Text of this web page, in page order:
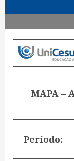
MAPA –
Período: